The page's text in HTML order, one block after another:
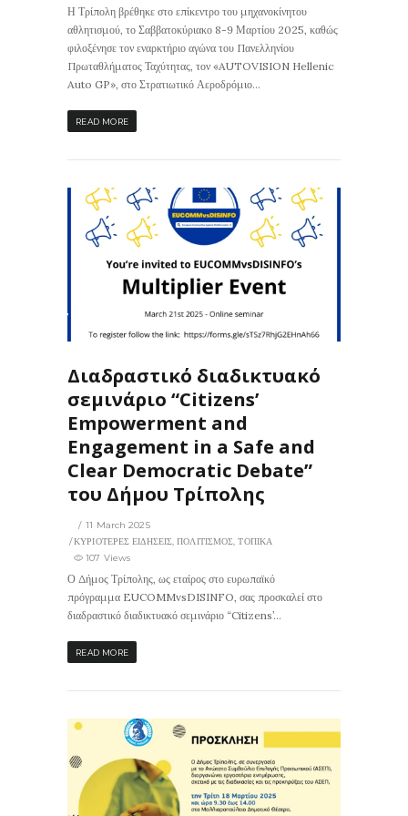
Η Τρίπολη βρέθηκε στο επίκεντρο του μηχανοκίνητου
αθλητισμού, το Σαββατοκύριακο 8-9 Μαρτίου 2025, καθώς
φιλοξένησε τον εναρκτήριο αγώνα του Πανελληνίου
Πρωταθλήματος Ταχύτητας, τον «AUTOVISION Hellenic
Auto GP», στο Στρατιωτικό Αεροδρόμιο...
READ MORE
107
Διαδραστικό διαδικτυακό
σεμινάριο “Citizens’
Empowerment and
Engagement in a Safe and
Clear Democratic Debate”
του Δήμου Τρίπολης
11 March 2025
ΚΥΡΙΟΤΕΡΕΣ ΕΙΔΗΣΕΙΣ,ΠΟΛΙΤΙΣΜΟΣ,ΤΟΠΙΚΑ
107 Views
Ο Δήμος Τρίπολης, ως εταίρος στο ευρωπαϊκό
πρόγραμμα EUCOMMvsDISINFO, σας προσκαλεί στο
διαδραστικό διαδικτυακό σεμινάριο “Citizens’...
READ MORE